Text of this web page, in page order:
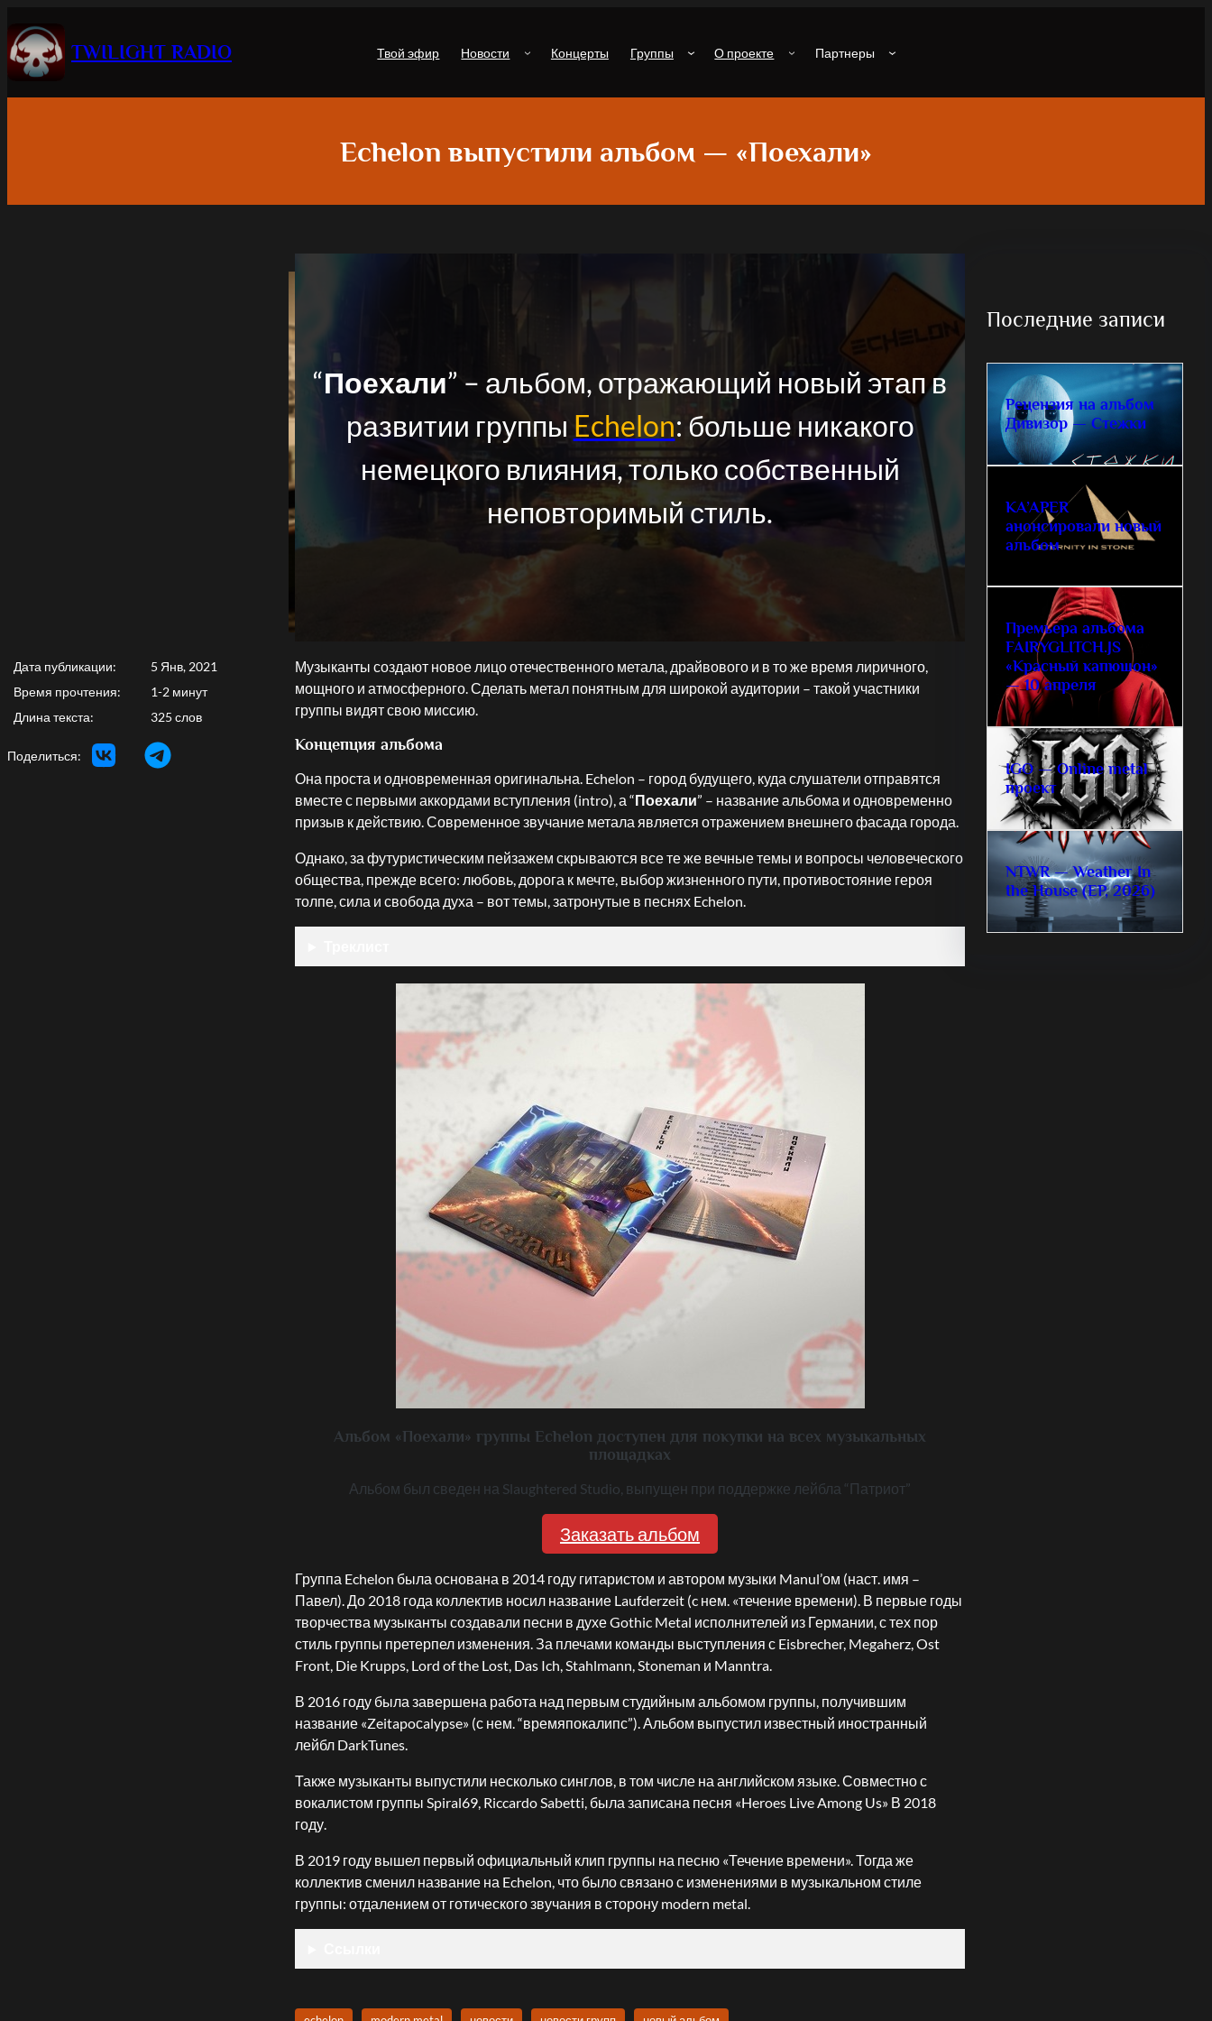
TWILIGHT RADIO Твой эфир Новости Концерты Группы О проекте Партнеры
Echelon выпустили альбом — «Поехали»
Дата публикации:
Время прочтения:
Длина текста:
5 Янв, 2021
1-2 минут
325 слов
Поделиться:
“Поехали” – альбом, отражающий новый этап в
развитии группы Echelon: больше никакого
немецкого влияния, только собственный
неповторимый стиль.
Музыканты создают новое лицо отечественного метала, драйвового и в то же время лиричного,
мощного и атмосферного. Сделать метал понятным для широкой аудитории – такой участники
группы видят свою миссию.
Концепция альбома
Она проста и одновременная оригинальна. Echelon – город будущего, куда слушатели отправятся
вместе с первыми аккордами вступления (intro), а “Поехали” – название альбома и одновременно
призыв к действию. Современное звучание метала является отражением внешнего фасада города.
Однако, за футуристическим пейзажем скрываются все те же вечные темы и вопросы человеческого
общества, прежде всего: любовь, дорога к мечте, выбор жизненного пути, противостояние героя
толпе, сила и свобода духа – вот темы, затронутые в песнях Echelon.
Альбом «Поехали» группы Echelon доступен для покупки на всех музыкальных
площадках
Альбом был сведен на Slaughtered Studio, выпущен при поддержке лейбла “Патриот”
Заказать альбом
Группа Echelon была основана в 2014 году гитаристом и автором музыки Manul’ом (наст. имя –
Павел). До 2018 года коллектив носил название Laufderzeit (c нем. «течение времени). В первые годы
творчества музыканты создавали песни в духе Gothic Metal исполнителей из Германии, с тех пор
стиль группы претерпел изменения. За плечами команды выступления с Eisbrecher, Megaherz, Ost
Front, Die Krupps, Lord of the Lost, Das Ich, Stahlmann, Stoneman и Manntra.
В 2016 году была завершена работа над первым студийным альбомом группы, получившим
название «Zeitapoсalypse» (с нем. “времяпокалипс”). Альбом выпустил известный иностранный
лейбл DarkTunes.
Также музыканты выпустили несколько синглов, в том числе на английском языке. Совместно с
вокалистом группы Spiral69, Riccardo Sabetti, была записана песня «Heroes Live Among Us» В 2018
году.
В 2019 году вышел первый официальный клип группы на песню «Течение времени». Тогда же
коллектив сменил название на Echelon, что было связано с изменениями в музыкальном стиле
группы: отдалением от готического звучания в сторону modern metal.
Последние записи
Рецензия на альбом
Дивизор — Стежки
KA’APER
анонсировали новый
альбом
Премьера альбома
FAIRYGLITCH.JS
«Красный капюшон»
— 10 апреля
IGO — Online metal
проект
NTWR — Weather In
the House (EP, 2026)